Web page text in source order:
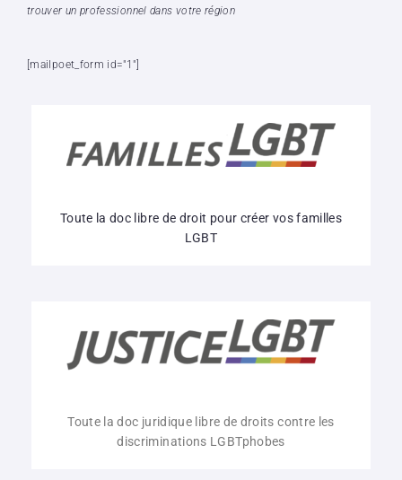
trouver un professionnel dans votre région
[mailpoet_form id="1"]
Toute la doc libre de droit pour créer vos familles
LGBT
Toute la doc juridique libre de droits contre les
discriminations LGBTphobes​